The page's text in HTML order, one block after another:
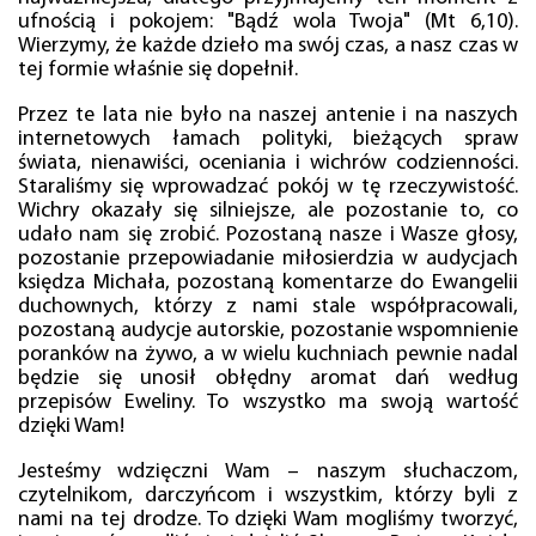
ufnością i pokojem: "Bądź wola Twoja" (Mt 6,10).
Wierzymy, że każde dzieło ma swój czas, a nasz czas w
tej formie właśnie się dopełnił.
Przez te lata nie było na naszej antenie i na naszych
internetowych łamach polityki, bieżących spraw
świata, nienawiści, oceniania i wichrów codzienności.
Staraliśmy się wprowadzać pokój w tę rzeczywistość.
Wichry okazały się silniejsze, ale pozostanie to, co
udało nam się zrobić. Pozostaną nasze i Wasze głosy,
pozostanie przepowiadanie miłosierdzia w audycjach
księdza Michała, pozostaną komentarze do Ewangelii
duchownych, którzy z nami stale współpracowali,
pozostaną audycje autorskie, pozostanie wspomnienie
poranków na żywo, a w wielu kuchniach pewnie nadal
będzie się unosił obłędny aromat dań według
przepisów Eweliny. To wszystko ma swoją wartość
dzięki Wam!
Jesteśmy wdzięczni Wam – naszym słuchaczom,
czytelnikom, darczyńcom i wszystkim, którzy byli z
nami na tej drodze. To dzięki Wam mogliśmy tworzyć,